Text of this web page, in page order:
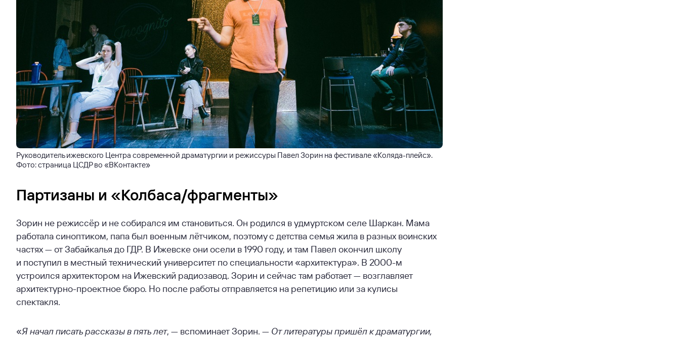
Руководитель ижевского Центра современной драматургии и режиссуры Павел Зорин на фестивале «Коляда-плейс».
Фото: страница ЦСДР во «ВКонтакте»
Партизаны и «Колбаса/фрагменты»
Зорин не режиссёр и не собирался им становиться. Он родился в удмуртском селе Шаркан. Мама
работала синоптиком, папа был военным лётчиком, поэтому с детства семья жила в разных воинских
частях — от Забайкалья до ГДР. В Ижевске они осели в 1990 году, и там Павел окончил школу
и поступил в местный технический университет по специальности «архитектура». В 2000-м
устроился архитектором на Ижевский радиозавод. Зорин и сейчас там работает — возглавляет
архитектурно-проектное бюро. Но после работы отправляется на репетицию или за кулисы
спектакля.
«Я начал писать рассказы в пять лет, — вспоминает Зорин. — От литературы пришёл к драматургии,